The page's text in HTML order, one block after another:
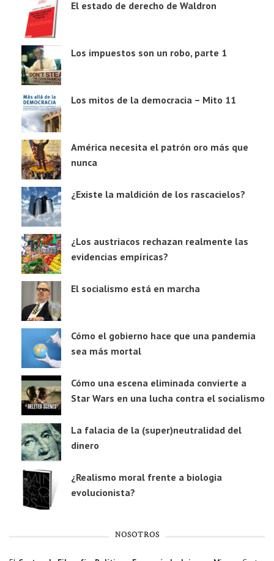
El estado de derecho de Waldron
Los impuestos son un robo, parte 1
Los mitos de la democracia – Mito 11
América necesita el patrón oro más que
nunca
¿Existe la maldición de los rascacielos?
¿Los austriacos rechazan realmente las
evidencias empíricas?
El socialismo está en marcha
Cómo el gobierno hace que una pandemia
sea más mortal
Cómo una escena eliminada convierte a
Star Wars en una lucha contra el socialismo
La falacia de la (super)neutralidad del
dinero
¿Realismo moral frente a biologia
evolucionista?
NOSOTROS